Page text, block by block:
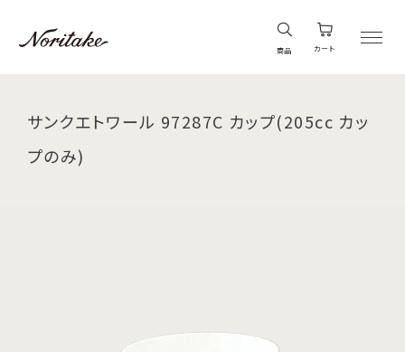
商品 カート
サンクエトワール 97287C カップ(205cc カッ
プのみ)